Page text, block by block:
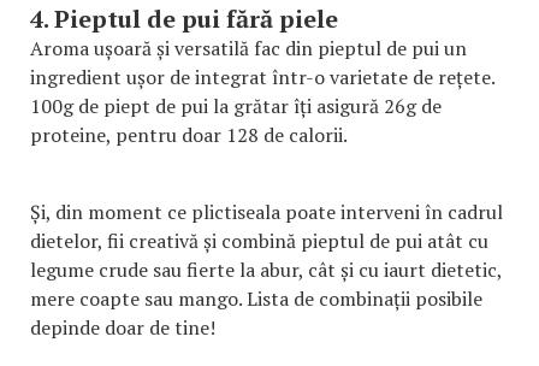
4. Pieptul de pui fără piele
Aroma ușoară și versatilă fac din pieptul de pui un
ingredient ușor de integrat într-o varietate de rețete.
100g de piept de pui la grătar îți asigură 26g de
proteine, pentru doar 128 de calorii.
Și, din moment ce plictiseala poate interveni în cadrul
dietelor, fii creativă și combină pieptul de pui atât cu
legume crude sau fierte la abur, cât și cu iaurt dietetic,
mere coapte sau mango. Lista de combinații posibile
depinde doar de tine!